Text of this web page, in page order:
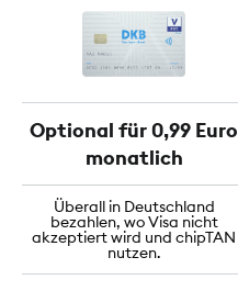
Optional für 0,99 Euro
monatlich
Überall in Deutschland
bezahlen, wo Visa nicht
akzeptiert wird und chipTAN
nutzen.